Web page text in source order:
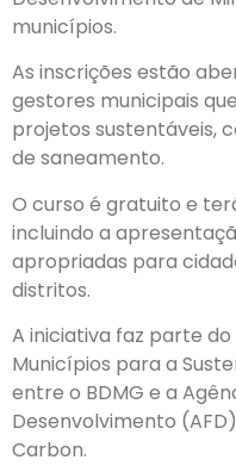
municípios.
As inscrições estão
gestores municipais
projetos sustentáveis,
de saneamento.
O curso é gratuito e
incluindo a
apropriadas para
distritos.
A iniciativa faz parte
Municípios para a
entre o BDMG e a
Desenvolvimento
Carbon.